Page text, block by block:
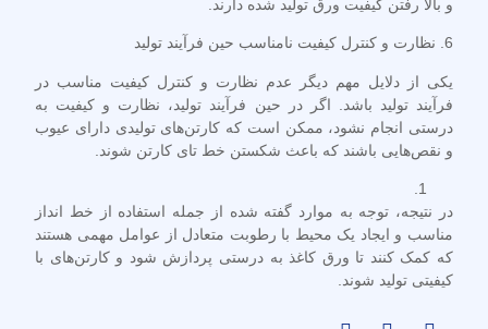
و بالا رفتن کیفیت ورق تولید شده دارند.
6. نظارت و کنترل کیفیت نامناسب حین فرآیند تولید
یکی از دلایل مهم دیگر عدم نظارت و کنترل کیفیت مناسب در
فرآیند تولید باشد. اگر در حین فرآیند تولید، نظارت و کیفیت به
درستی انجام نشود، ممکن است که کارتن‌های تولیدی دارای عیوب
و نقص‌هایی باشند که باعث شکستن خط تای کارتن شوند.
در نتیجه، توجه به موارد گفته شده از جمله استفاده از خط انداز
مناسب و ایجاد یک محیط با رطوبت متعادل از عوامل مهمی هستند
که کمک کنند تا ورق کاغذ به درستی پردازش شود و کارتن‌های با
کیفیتی تولید شوند.